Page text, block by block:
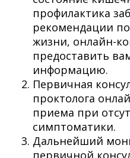
профилактика
рекомендации
жизни, онлайн-
предоставить
информацию.
Первичная
проктолога
приема при
симптоматики.
Дальнейший
первичной